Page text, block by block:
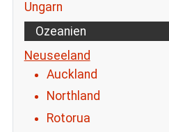
Ungarn
Ozeanien
Neuseeland
Auckland
Northland
Rotorua